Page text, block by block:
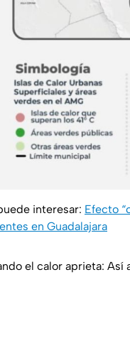
interesar: Efecto
en Guadalajara
el calor aprieta: Así